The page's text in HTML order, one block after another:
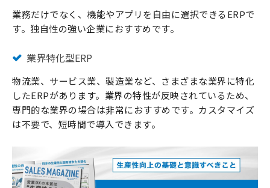
業務だけでなく、機能やアプリを自由に選択できるERPで
す。独自性の強い企業におすすめです。
業界特化型ERP
物流業、サービス業、製造業など、さまざまな業界に特化
したERPがあります。業界の特性が反映されているため、
専門的な業界の場合は非常におすすめです。カスタマイズ
は不要で、短時間で導入できます。